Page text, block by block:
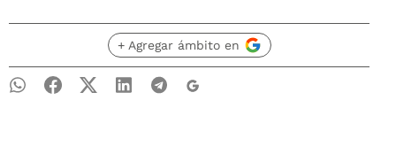
+ Agregar ámbito en